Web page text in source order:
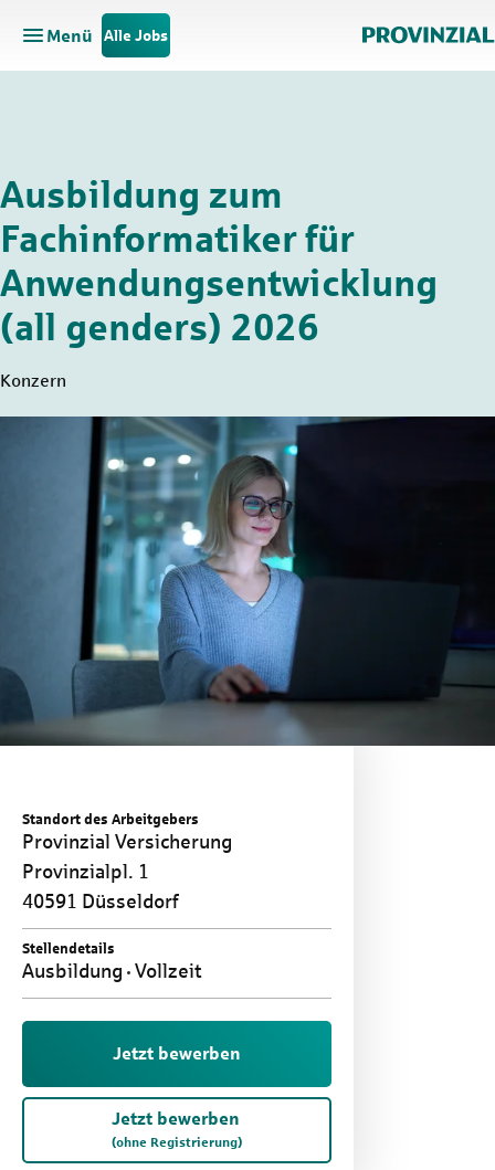
Zum Hauptinhalt springen
Zur Navigation springen
Menü
Hauptnavigation öffnen
Alle Jobs
Ausbildung zum
Fachinformatiker für
Anwendungsentwicklung
(all genders) 2026
Konzern
Standort des Arbeitgebers
Provinzial Versicherung
Provinzialpl. 1
40591 Düsseldorf
Stellendetails
Ausbildung Vollzeit
Jetzt bewerben
Jetzt bewerben
(ohne Registrierung)